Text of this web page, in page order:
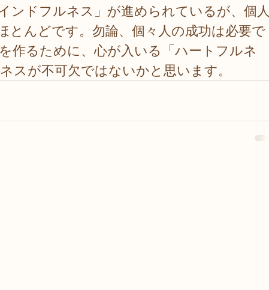
ンドフルネス」が進められているが、個人
とんどです。勿論、個々人の成功は必要で
作るために、心が入いる「ハートフルネ
スが不可欠ではないかと思います。